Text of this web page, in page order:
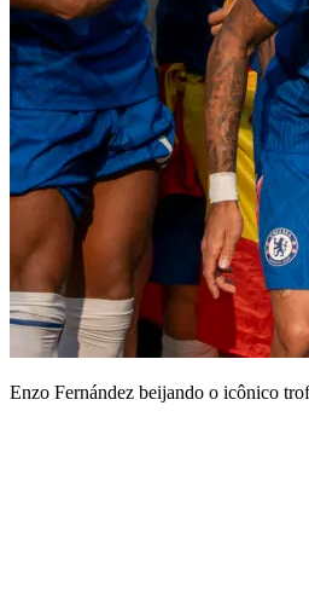
Enzo Fernández beijando o icônico